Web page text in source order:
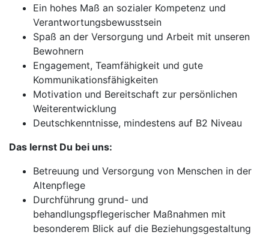
Ein hohes Maß an sozialer Kompetenz und
Verantwortungsbewusstsein
Spaß an der Versorgung und Arbeit mit unseren
Bewohnern
Engagement, Teamfähigkeit und gute
Kommunikationsfähigkeiten
Motivation und Bereitschaft zur persönlichen
Weiterentwicklung
Deutschkenntnisse, mindestens auf B2 Niveau
Das lernst Du bei uns:
Betreuung und Versorgung von Menschen in der
Altenpflege
Durchführung grund- und
behandlungspflegerischer Maßnahmen mit
besonderem Blick auf die Beziehungsgestaltung